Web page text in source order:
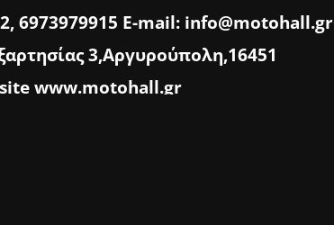
6973979915 E-mail: info@motohall.gr
3,Αργυρούπολη,16451
www.motohall.gr